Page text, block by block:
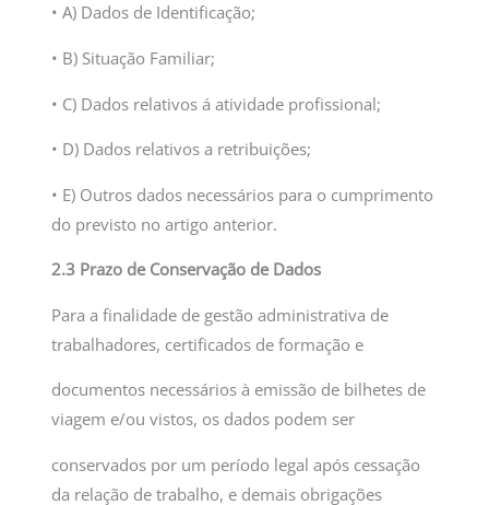
• A) Dados de Identificação;
• B) Situação Familiar;
• C) Dados relativos á atividade profissional;
• D) Dados relativos a retribuições;
• E) Outros dados necessários para o cumprimento
do previsto no artigo anterior.
2.3 Prazo de Conservação de Dados
Para a finalidade de gestão administrativa de
trabalhadores, certificados de formação e
documentos necessários à emissão de bilhetes de
viagem e/ou vistos, os dados podem ser
conservados por um período legal após cessação
da relação de trabalho, e demais obrigações